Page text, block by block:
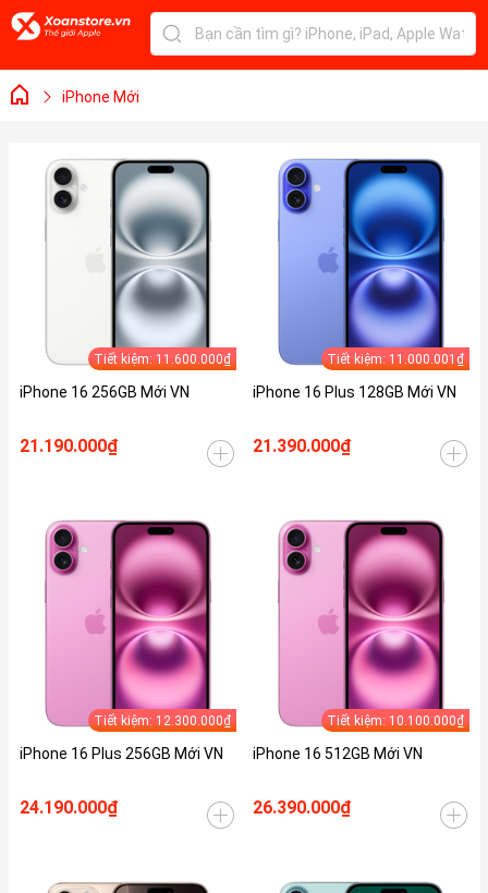
iPhone Mới
Tiết kiệm: 11.600.000₫
iPhone 16 256GB Mới VN
21.190.000₫
Tiết kiệm: 11.000.001₫
iPhone 16 Plus 128GB Mới VN
21.390.000₫
Tiết kiệm: 12.300.000₫
iPhone 16 Plus 256GB Mới VN
24.190.000₫
Tiết kiệm: 10.100.000₫
iPhone 16 512GB Mới VN
26.390.000₫